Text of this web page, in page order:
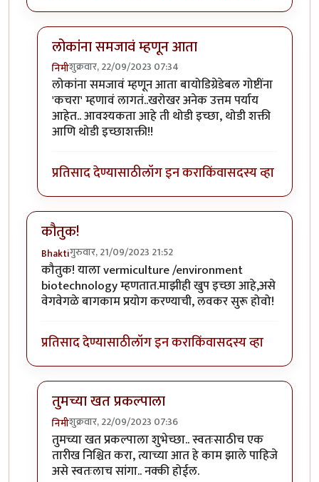
लोकांना समजावं म्हणून आता
निमीशुक्रवार, 22/09/2023 07:34
In reply toगांडूळखतbyस्नेहा.K.
लोकांना समजावं म्हणून आता बायोडिग्रेडेबल गोष्टींना
'कचरा' म्हणावं लागतं..खरोखर अनेक उत्तम पर्याय
आहेत.. आवश्यकता आहे ती थोडी इच्छा, थोडी शक्ती
आणि थोडी इच्छाशक्ती!!
प्रतिसाद देण्यासाठीलॉग इन कराकिंवासदस्य व्हा
कौतुक!
Bhaktiगुरुवार, 21/09/2023 21:52
कौतुक! याला vermiculture /environment
biotechnology म्हणतात.माझीही खुप इच्छा आहे,असे
वेगवेगळे बागकाम प्रयोग करण्याची, लवकर सुरू होवो!
प्रतिसाद देण्यासाठीलॉग इन कराकिंवासदस्य व्हा
तुमच्या खत प्रकल्पाला
निमीशुक्रवार, 22/09/2023 07:36
In reply toकौतुक!byBhakti
तुमच्या खत प्रकल्पाला शुभेच्छा.. स्वतःसाठीच एक
तारीख निश्चित करा, त्याच्या आत हे काम झाले पाहिजे
असे स्वतःलाच सांगा.. नक्की होईल.